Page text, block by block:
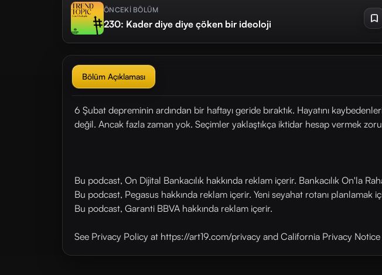
ÖNCEKİ BÖLÜM
230: Kader diye diye çöken bir ideoloji
Bölüm Açıklaması
6 Şubat depreminin ardından bir haftayı geride bıraktık. Hayatını
değil. Ancak fazla zaman yok. Seçimler yaklaştıkça iktidar hesap vermek
Bu podcast, On Dijital Bankacılık hakkında reklam içerir. Bankacılık On'la
Bu podcast, Pegasus hakkında reklam içerir. Yeni seyahat rotanı
Bu podcast, Garanti BBVA hakkında reklam içerir.
See Privacy Policy at https://art19.com/privacy and California Privacy